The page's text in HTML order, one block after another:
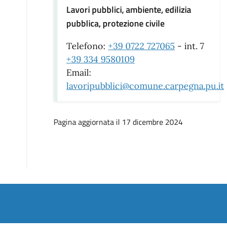
Lavori pubblici, ambiente, edilizia
pubblica, protezione civile
Telefono: +39 0722 727065 - int. 7
+39 334 9580109
Email:
lavoripubblici@comune.carpegna.pu.it
Pagina aggiornata il 17 dicembre 2024